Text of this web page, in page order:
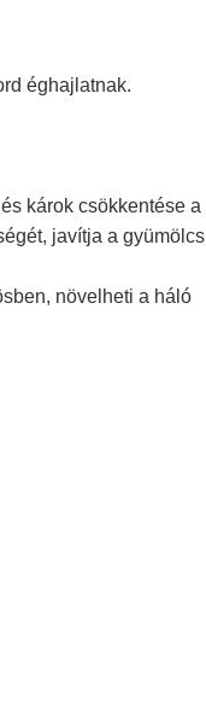
éghajlatnak.
károk csökkentése a
javítja a gyümölcs
növelheti a háló